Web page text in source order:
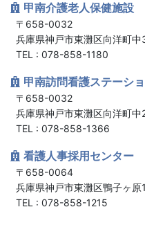
甲南介護老人保健施設
〒658-0032
兵庫県神戸市東灘区向洋町
TEL : 078-858-1180
甲南訪問看護ステーシ
〒658-0032
兵庫県神戸市東灘区向洋町中
TEL : 078-858-1366
看護人事採用センター
〒658-0064
兵庫県神戸市東灘区鴨子ヶ
TEL : 078-858-1215